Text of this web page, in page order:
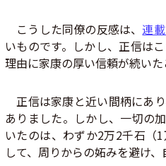
こうした同僚の反感は、連
いものです。しかし、正信は
理由に家康の厚い信頼が続い
正信は家康と近い間柄にあ
ありました。しかし、一切の
いたのは、わずか2万2千石（
して、周りからの妬みを避け